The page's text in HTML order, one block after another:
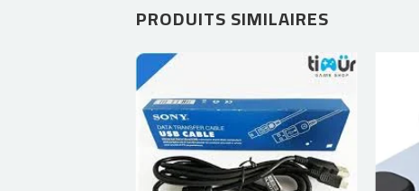
PRODUITS SIMILAIRES
Ajouter
à la liste
d’envies